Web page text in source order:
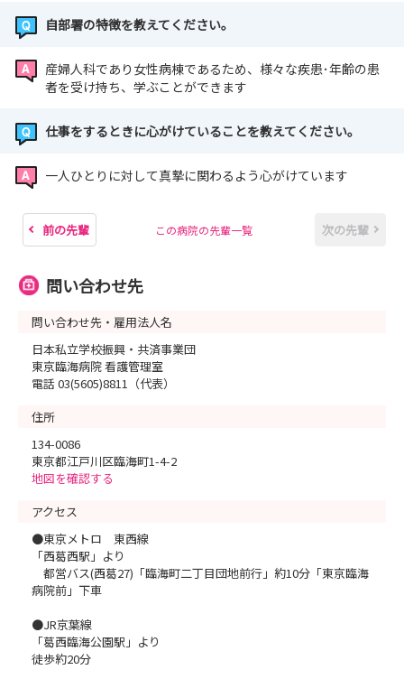
自部署の特徴を教えてください。
産婦人科であり女性病棟であるため、様々な疾患･年齢の患
者を受け持ち、学ぶことができます
仕事をするときに心がけていることを教えてください。
一人ひとりに対して真摯に関わるよう心がけています
前の先輩 この病院の先輩一覧 次の先輩
問い合わせ先
問い合わせ先・雇用法人名
日本私立学校振興・共済事業団
東京臨海病院 看護管理室
電話 03(5605)8811（代表）
住所
134-0086
東京都江戸川区臨海町1-4-2
地図を確認する
アクセス
●東京メトロ 東西線
「西葛西駅」より
都営バス(西葛27)「臨海町二丁目団地前行」約10分「東京臨海
病院前」下車
●JR京葉線
「葛西臨海公園駅」より
徒歩約20分